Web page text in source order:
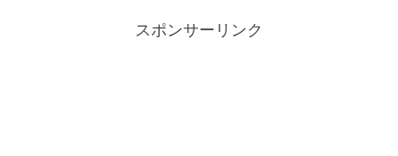
スポンサーリンク